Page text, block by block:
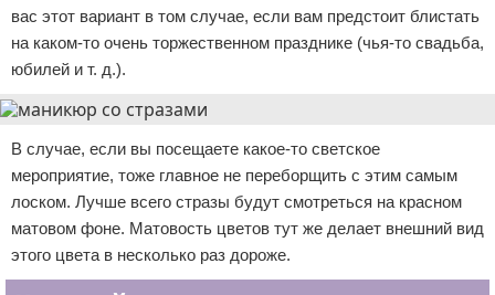
вас этот вариант в том случае, если вам предстоит блистать
на каком-то очень торжественном празднике (чья-то свадьба,
юбилей и т. д.).
В случае, если вы посещаете какое-то светское
мероприятие, тоже главное не переборщить с этим самым
лоском. Лучше всего стразы будут смотреться на красном
матовом фоне. Матовость цветов тут же делает внешний вид
этого цвета в несколько раз дороже.